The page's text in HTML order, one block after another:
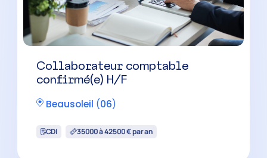
Collaborateur comptable H/F
06 )